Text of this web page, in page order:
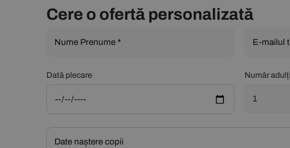
Cere o ofertă personalizată
Dată plecare Număr adulți